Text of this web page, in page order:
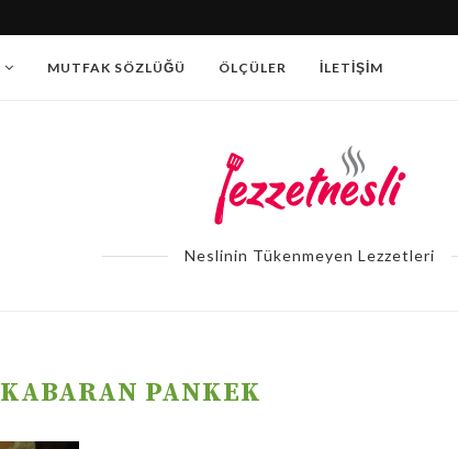
MUTFAK SÖZLÜĞÜ ÖLÇÜLER İLETIŞIM
Neslinin Tükenmeyen Lezzetleri
KABARAN PANKEK